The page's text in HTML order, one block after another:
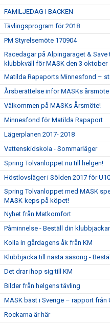
FAMILJEDAG I BACKEN
Tävlingsprogram för 2018
PM Styrelsemöte 170904
Racedagar på Alpingaraget & Save
klubbkväll för MASK den 3 oktober
Matilda Rapaports Minnesfond –
Årsberättelse inför MASKs årsmöte
Välkommen på MASKs Årsmöte!
Minnesfond för Matilda Rapaport
Lägerplanen 2017- 2018
Vattenskidskola - Sommarläger
Spring Tolvanloppet nu till helgen!
Höstlovsläger i Sölden 2017 för
Spring Tolvanloppet med MASK
MASK-keps på köpet!
Nyhet från Matkomfort
Påminnelse - Beställ din
Kolla in gårdagens åk från KM
Klubbjacka till nästa säsong -
Det drar ihop sig till KM
Bilder från helgens tävling
MASK bäst i Sverige – rapport från
Rockarna är här